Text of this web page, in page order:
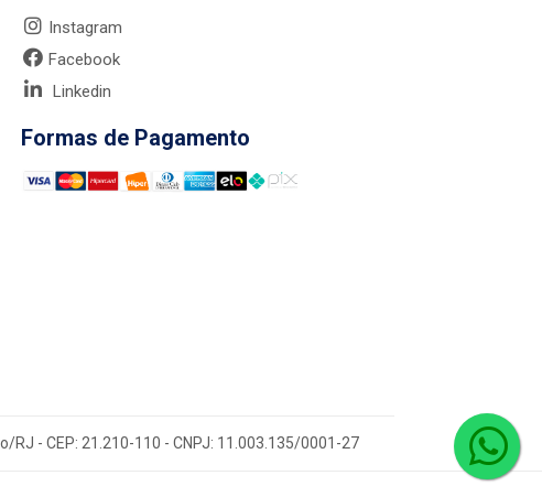
Instagram
Facebook
Linkedin
Formas de Pagamento
RJ - CEP: 21.210-110 - CNPJ: 11.003.135/0001-27